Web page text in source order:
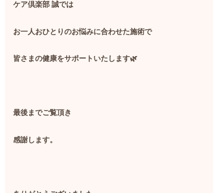
ケア倶楽部 誠では
お一人おひとりのお悩みに合わせた施術で
皆さまの健康をサポートいたします🌿
最後までご覧頂き
感謝します。